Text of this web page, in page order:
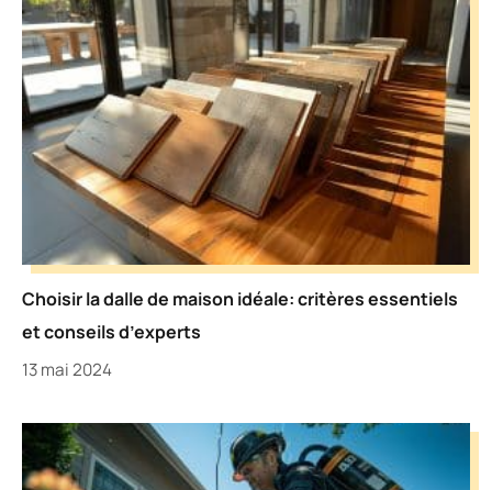
Choisir la dalle de maison idéale: critères essentiels
et conseils d’experts
13 mai 2024